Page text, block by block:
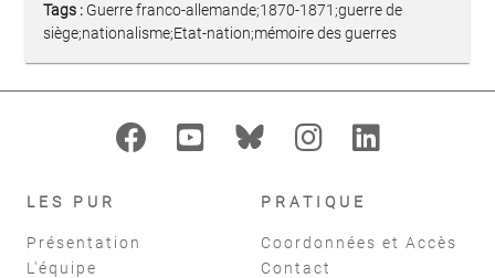
Tags : Guerre franco-allemande;1870-1871;guerre de
siège;nationalisme;Etat-nation;mémoire des guerres
LES PUR
Présentation
L'équipe
PRATIQUE
Coordonnées et Accès
Contact